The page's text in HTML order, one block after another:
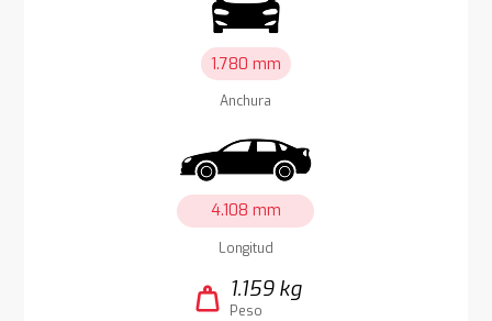
1.780 mm
Anchura
4.108 mm
Longitud
weight 1.159 kg
Peso